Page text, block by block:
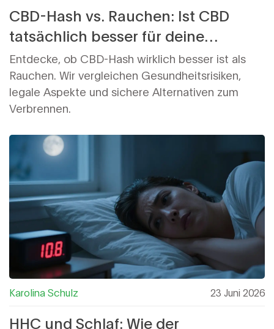
CBD-Hash vs. Rauchen: Ist CBD
tatsächlich besser für deine
Gesundheit?
Entdecke, ob CBD-Hash wirklich besser ist als
Rauchen. Wir vergleichen Gesundheitsrisiken,
legale Aspekte und sichere Alternativen zum
Verbrennen.
Karolina Schulz 23 Juni 2026
HHC und Schlaf: Wie der